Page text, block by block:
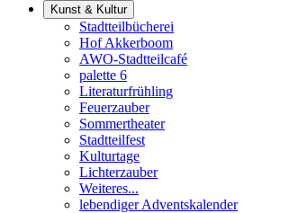
Kunst & Kultur
Stadtteilbücherei
Hof Akkerboom
AWO-Stadtteilcafé
palette 6
Literaturfrühling
Feuerzauber
Sommertheater
Stadtteilfest
Kulturtage
Lichterzauber
Weiteres...
lebendiger Adventskalender